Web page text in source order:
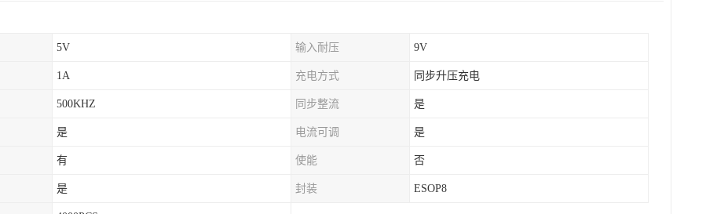
5V 输入耐压 9V
1A 充电方式 同步升压充电
500KHZ 同步整流 是
是 电流可调 是
有 使能 否
是 封装 ESOP8